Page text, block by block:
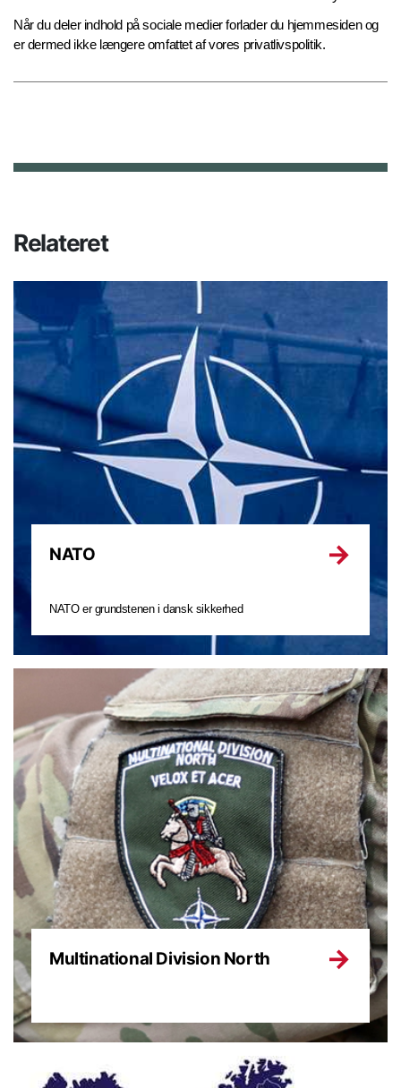
Når du deler indhold på sociale medier forlader du hjemmesiden og
er dermed ikke længere omfattet af vores privatlivspolitik.
Relateret
NATO
NATO er grundstenen i dansk sikkerhed
Multinational Division North